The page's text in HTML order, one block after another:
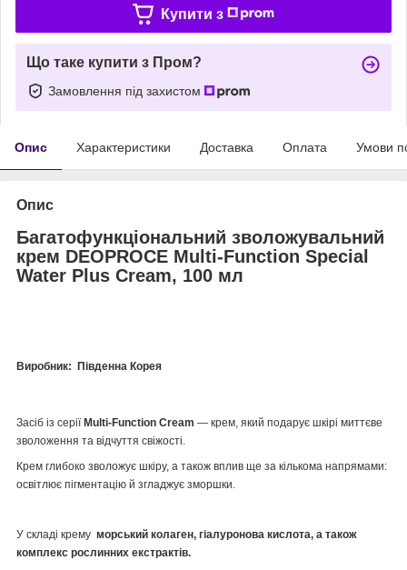
Купити з
Що таке купити з Пром?
Замовлення під захистом
Опис Характеристики Доставка Оплата Умови
Опис
Багатофункціональний зволожувальний
крем DEOPROCE Multi-Function Special
Water Plus Cream, 100 мл
Виробник: Південна Корея
Засіб із серіїMulti-Function Cream — крем, який подарує шкірі миттєве
зволоження та відчуття свіжості.
Крем глибоко зволожує шкіру, а також вплив ще за кількома напрямами:
освітлює пігментацію й згладжує зморшки.
У складі крему морський колаген, гіалуронова кислота, а також
комплекс рослинних екстрактів.